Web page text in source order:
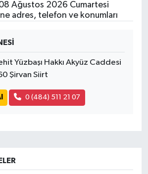
Ağustos 2026 Cumartesi
adres, telefon ve konumları
Yüzbaşı Hakkı Akyüz Caddesi
Şirvan Siirt
0 (484) 511 21 07